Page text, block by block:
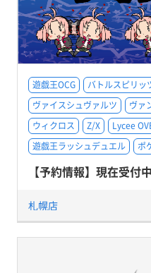
遊戯王OCG バトルスピリッ
ヴァイスシュヴァルツ
ヴァ
ウィクロス
Z/X Lycee
遊戯王ラッシュデュエル
ポ
【予約情報】現在受付
札幌店